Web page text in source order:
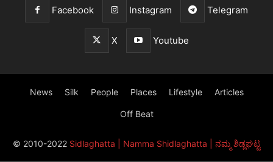
Facebook Instagram Telegram
X Youtube
News Silk People Places Lifestyle Articles
Off Beat
© 2010-2022 Sidlaghatta | Namma Shidlaghatta | ನಮ್ಮ ಶಿಡ್ಲಘಟ್ಟ